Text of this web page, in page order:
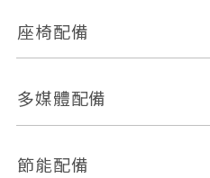
恆溫空調
前座正面氣囊
ABS防鎖死
車道偏離警示
座椅配備
皮椅
多媒體配備
外部音源接入
節能配備